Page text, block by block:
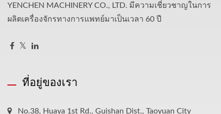
YENCHEN MACHINERY CO., LTD. มีความเชี่ยวชาญในการ
ผลิตเครื่องจักรทางการแพทย์มาเป็นเวลา 60 ปี
ที่อยู่ของเรา
No.38, Huaya 1st Rd., Guishan Dist., Taoyuan City